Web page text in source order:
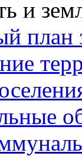
и
план